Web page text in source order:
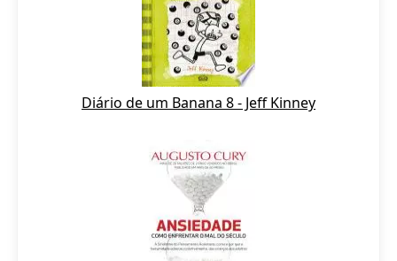
Diário de um Banana 8 - Jeff Kinney